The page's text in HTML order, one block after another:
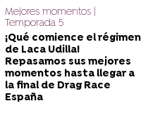
Mejores momentos |
Temporada 5
¡Qué comience el régimen
de Laca Udilla!
Repasamos sus mejores
momentos hasta llegar a
la final de Drag Race
España